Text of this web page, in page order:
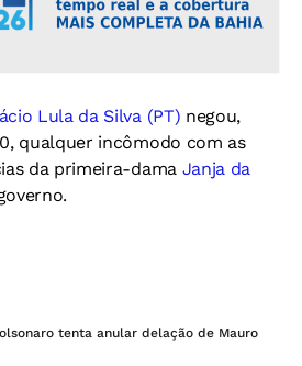
Lula da Silva (PT) negou,
qualquer incômodo com as
da primeira-dama Janja da
tenta anular delação de Mauro